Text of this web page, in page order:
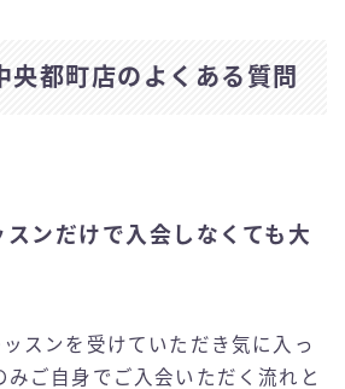
央都町店のよくある質問
スンだけで入会しなくても大
ッスンを受けていただき気に入っ
みご自身でご入会いただく流れと